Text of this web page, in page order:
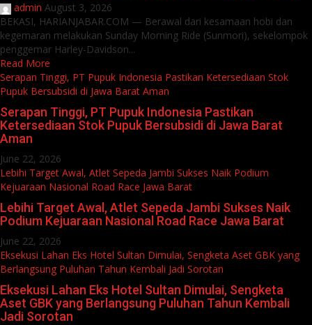
admin August 3, 2026
BEKASI, HARIANJABAR.COM — Berawal dari kesamaan hobi dan
kegemaran melakukan Sunday Morning Ride (Sunmori), sekelompok
penggemar Harley-Davidson...
Read More
Serapan Tinggi, PT Pupuk Indonesia Pastikan Ketersediaan Stok
Pupuk Bersubsidi di Jawa Barat Aman
Serapan Tinggi, PT Pupuk Indonesia Pastikan
Ketersediaan Stok Pupuk Bersubsidi di Jawa Barat
Aman
June 22, 2026
Lebihi Target Awal, Atlet Sepeda Jambi Sukses Naik Podium
Kejuaraan Nasional Road Race Jawa Barat
Lebihi Target Awal, Atlet Sepeda Jambi Sukses Naik
Podium Kejuaraan Nasional Road Race Jawa Barat
June 22, 2026
Eksekusi Lahan Eks Hotel Sultan Dimulai, Sengketa Aset GBK yang
Berlangsung Puluhan Tahun Kembali Jadi Sorotan
Eksekusi Lahan Eks Hotel Sultan Dimulai, Sengketa
Aset GBK yang Berlangsung Puluhan Tahun Kembali
Jadi Sorotan